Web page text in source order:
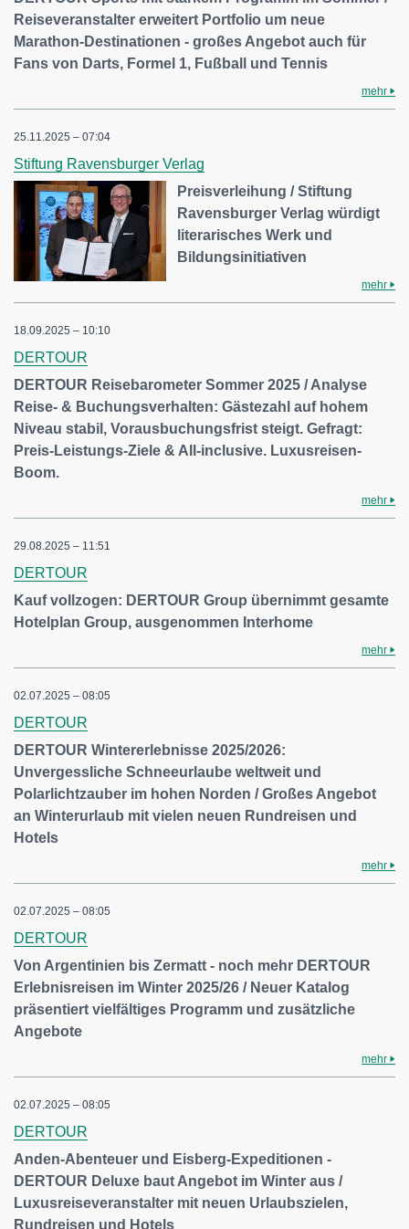
Reiseveranstalter erweitert Portfolio um neue
Marathon-Destinationen - großes Angebot auch für
Fans von Darts, Formel 1, Fußball und Tennis
mehr
25.11.2025 – 07:04
Stiftung Ravensburger Verlag
Preisverleihung / Stiftung
Ravensburger Verlag würdigt
literarisches Werk und
Bildungsinitiativen
mehr
18.09.2025 – 10:10
DERTOUR
DERTOUR Reisebarometer Sommer 2025 / Analyse
Reise- & Buchungsverhalten: Gästezahl auf hohem
Niveau stabil, Vorausbuchungsfrist steigt. Gefragt:
Preis-Leistungs-Ziele & All-inclusive. Luxusreisen-
Boom.
mehr
29.08.2025 – 11:51
DERTOUR
Kauf vollzogen: DERTOUR Group übernimmt gesamte
Hotelplan Group, ausgenommen Interhome
mehr
02.07.2025 – 08:05
DERTOUR
DERTOUR Wintererlebnisse 2025/2026:
Unvergessliche Schneeurlaube weltweit und
Polarlichtzauber im hohen Norden / Großes Angebot
an Winterurlaub mit vielen neuen Rundreisen und
Hotels
mehr
02.07.2025 – 08:05
DERTOUR
Von Argentinien bis Zermatt - noch mehr DERTOUR
Erlebnisreisen im Winter 2025/26 / Neuer Katalog
präsentiert vielfältiges Programm und zusätzliche
Angebote
mehr
02.07.2025 – 08:05
DERTOUR
Anden-Abenteuer und Eisberg-Expeditionen -
DERTOUR Deluxe baut Angebot im Winter aus /
Luxusreiseveranstalter mit neuen Urlaubszielen,
Rundreisen und Hotels